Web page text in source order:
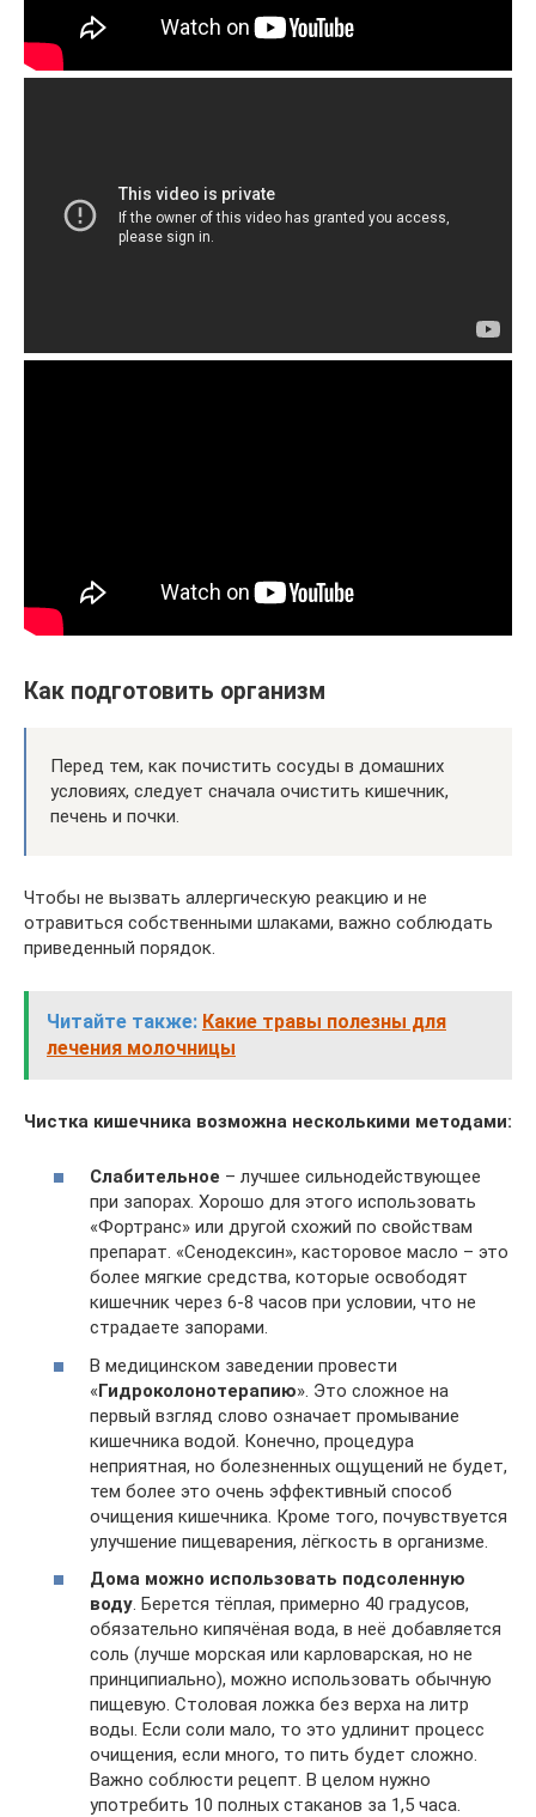
Как подготовить организм
Перед тем, как почистить сосуды в домашних
условиях, следует сначала очистить кишечник,
печень и почки.
Чтобы не вызвать аллергическую реакцию и не
отравиться собственными шлаками, важно соблюдать
приведенный порядок.
Читайте также: Какие травы полезны для
лечения молочницы
Чистка кишечника возможна несколькими методами:
Слабительное – лучшее сильнодействующее
при запорах. Хорошо для этого использовать
«Фортранс» или другой схожий по свойствам
препарат. «Сенодексин», касторовое масло – это
более мягкие средства, которые освободят
кишечник через 6-8 часов при условии, что не
страдаете запорами.
В медицинском заведении провести
«Гидроколонотерапию». Это сложное на
первый взгляд слово означает промывание
кишечника водой. Конечно, процедура
неприятная, но болезненных ощущений не будет,
тем более это очень эффективный способ
очищения кишечника. Кроме того, почувствуется
улучшение пищеварения, лёгкость в организме.
Дома можно использовать подсоленную
воду. Берется тёплая, примерно 40 градусов,
обязательно кипячёная вода, в неё добавляется
соль (лучше морская или карловарская, но не
принципиально), можно использовать обычную
пищевую. Столовая ложка без верха на литр
воды. Если соли мало, то это удлинит процесс
очищения, если много, то пить будет сложно.
Важно соблюсти рецепт. В целом нужно
употребить 10 полных стаканов за 1,5 часа.